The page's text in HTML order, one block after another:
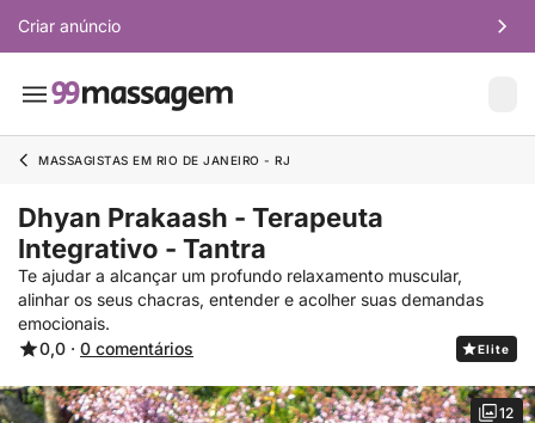
Criar anúncio
MASSAGISTAS EM RIO DE JANEIRO - RJ
Dhyan Prakaash - Terapeuta
Integrativo - Tantra
Te ajudar a alcançar um profundo relaxamento muscular,
alinhar os seus chacras, entender e acolher suas demandas
emocionais.
0,0 · 0 comentários Elite
12